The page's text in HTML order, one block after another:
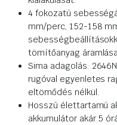
4 fokozatú
mm/perc, 152-158
tömítőanyag
Sima adagolás:
rugóval egyenletes
eltömődés nélkül.
Hosszú élettartamú
akkumulátor akár 5